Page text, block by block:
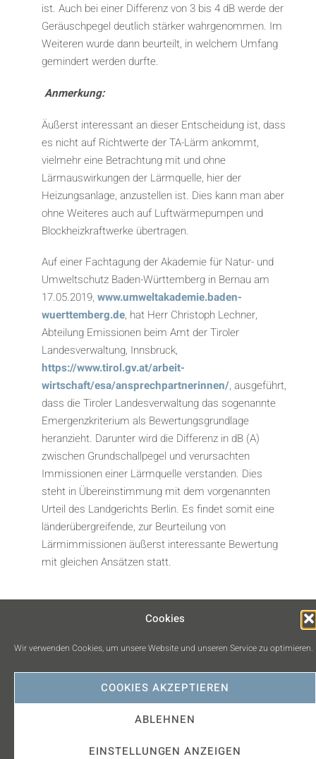
Cookies
Wir verwenden Cookies, um unsere Website und unseren Service zu optimieren.
COOKIES AKZEPTIEREN
ABLEHNEN
EINSTELLUNGEN ANZEIGEN
ist. Auch bei einer Differenz von 3 bis 4 dB werde der
Geräuschpegel deutlich stärker wahrgenommen. Im
Weiteren wurde dann beurteilt, in welchem Umfang
gemindert werden durfte.
Anmerkung:
Äußerst interessant an dieser Entscheidung ist, dass
es nicht auf Richtwerte der TA-Lärm ankommt,
vielmehr eine Betrachtung mit und ohne
Lärmauswirkungen der Lärmquelle, hier der
Heizungsanlage, anzustellen ist. Dies kann man aber
ohne Weiteres auch auf Luftwärmepumpen und
Blockheizkraftwerke übertragen.
Auf einer Fachtagung der Akademie für Natur- und
Umweltschutz Baden-Württemberg in Bernau am
17.05.2019,www.umweltakademie.baden-
wuerttemberg.de, hat Herr Christoph Lechner,
Abteilung Emissionen beim Amt der Tiroler
Landesverwaltung, Innsbruck,
https://www.tirol.gv.at/arbeit-
wirtschaft/esa/ansprechpartnerinnen/, ausgeführt,
dass die Tiroler Landesverwaltung das sogenannte
Emergenzkriterium als Bewertungsgrundlage
heranzieht. Darunter wird die Differenz in dB (A)
zwischen Grundschallpegel und verursachten
Immissionen einer Lärmquelle verstanden. Dies
steht in Übereinstimmung mit dem vorgenannten
Urteil des Landgerichts Berlin. Es findet somit eine
länderübergreifende, zur Beurteilung von
Lärmimmissionen äußerst interessante Bewertung
mit gleichen Ansätzen statt.
Wann tritt Verfolgungsverjährung und wann